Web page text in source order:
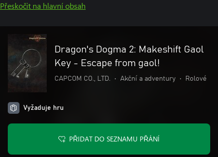
Přeskočit na hlavní obsah
Dragon's Dogma 2: Makeshift Gaol
Key - Escape from gaol!
CAPCOM CO., LTD. • Akční a adventury • Rolové
Vyžaduje hru
PŘIDAT DO SEZNAMU PŘÁNÍ